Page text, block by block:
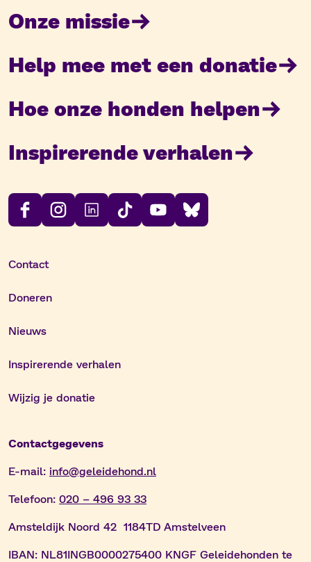
Onze missie
Help mee met een donatie
Hoe onze honden helpen
Inspirerende verhalen
Contact
Doneren
Nieuws
Inspirerende verhalen
Wijzig je donatie
Contactgegevens
E-mail: info@geleidehond.nl
Telefoon: 020 – 496 93 33
Amsteldijk Noord 42 1184TD Amstelveen
IBAN: NL81INGB0000275400 KNGF Geleidehonden te